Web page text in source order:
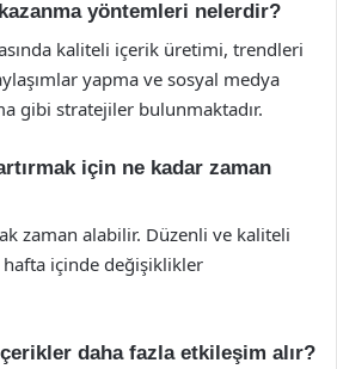
yöntemleri nelerdir?
kaliteli içerik üretimi, trendleri
yapma ve sosyal medya
gibi stratejiler bulunmaktadır.
için ne kadar zaman
zaman alabilir. Düzenli ve kaliteli
içinde değişiklikler
daha fazla etkileşim alır?